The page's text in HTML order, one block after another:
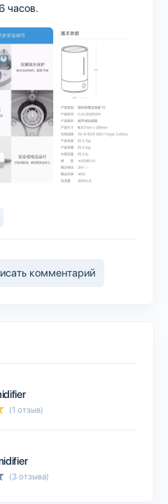
часов.
комментарий
(1 отзыв)
(3 отзыва)